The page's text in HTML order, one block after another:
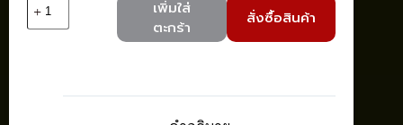
จำนวน
เพิ่มใส่
ตะกร้า
สั่งซื้อสินค้า